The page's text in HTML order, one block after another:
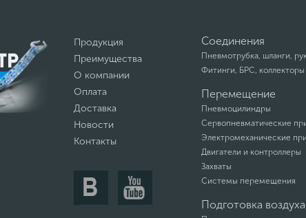
Продукция
Преимущества
О компании
Оплата
Доставка
Новости
Контакты
Соединения
Пневмотрубка, шланги,
Фитинги, БРС, коллекторы
Перемещение
Пневмоцилиндры
Сервопневматические
Электромеханические
Двигатели и контроллеры
Захваты
Системы перемещения
Подготовка воздуха